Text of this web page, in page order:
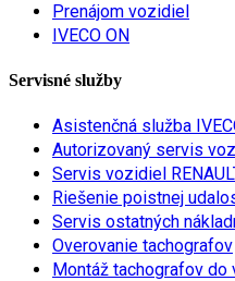
Prenájom vozidiel
IVECO ON
Servisné služby
Asistenčná služba
Autorizovaný servis
Servis vozidiel
Riešenie poistnej
Servis ostatných
Overovanie tachografov
Montáž tachografov do